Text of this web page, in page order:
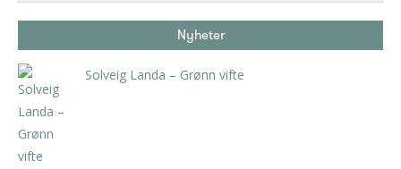
Nyheter
Solveig Landa – Grønn vifte